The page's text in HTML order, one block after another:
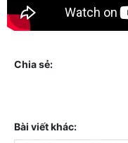
Chia sẻ:
Bài viết khác: